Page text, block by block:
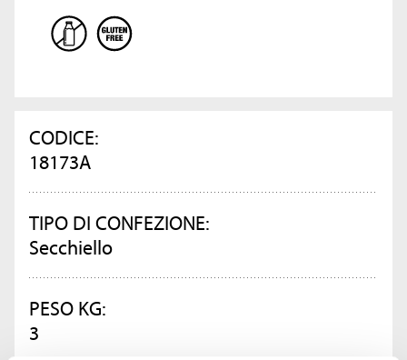
CODICE:
18173A
TIPO DI CONFEZIONE:
Secchiello
PESO KG:
3